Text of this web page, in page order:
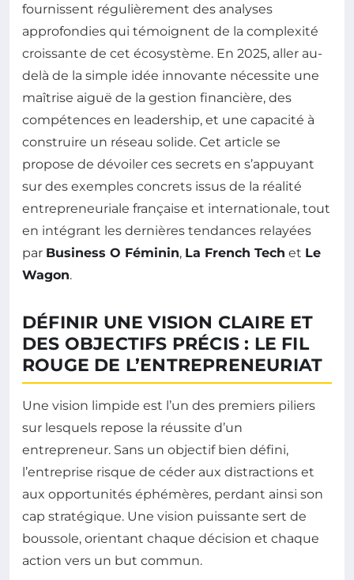
fournissent régulièrement des analyses
approfondies qui témoignent de la complexité
croissante de cet écosystème. En 2025, aller au-
delà de la simple idée innovante nécessite une
maîtrise aiguë de la gestion financière, des
compétences en leadership, et une capacité à
construire un réseau solide. Cet article se
propose de dévoiler ces secrets en s’appuyant
sur des exemples concrets issus de la réalité
entrepreneuriale française et internationale, tout
en intégrant les dernières tendances relayées
par Business O Féminin, La French Tech et Le
Wagon.
DÉFINIR UNE VISION CLAIRE ET
DES OBJECTIFS PRÉCIS : LE FIL
ROUGE DE L’ENTREPRENEURIAT
Une vision limpide est l’un des premiers piliers
sur lesquels repose la réussite d’un
entrepreneur. Sans un objectif bien défini,
l’entreprise risque de céder aux distractions et
aux opportunités éphémères, perdant ainsi son
cap stratégique. Une vision puissante sert de
boussole, orientant chaque décision et chaque
action vers un but commun.